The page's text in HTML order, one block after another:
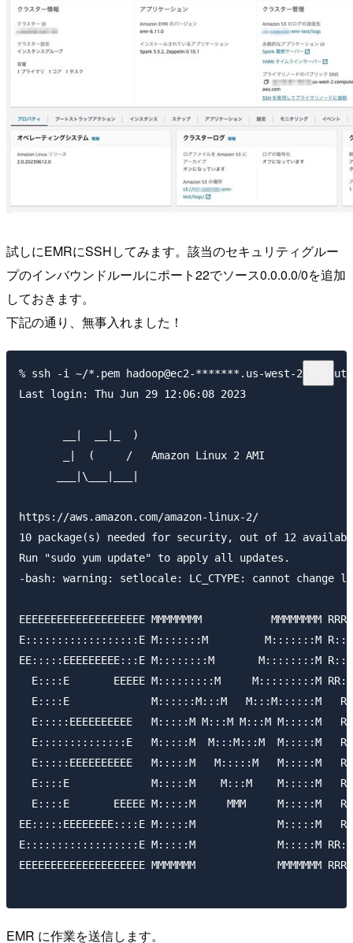
試しにEMRにSSHしてみます。該当のセキュリティグルー
プのインバウンドルールにポート22でソース0.0.0.0/0を追加
しておきます。
下記の通り、無事入れました！
% ssh -i ~/*.pem hadoop@ec2-*******.us-west-
Last login: Thu Jun 29 12:06:08 2023
       __|  __|_  )
       _|  (     /   Amazon Linux 2 AMI
      ___|\___|___|
https://aws.amazon.com/amazon-linux-2/
10 package(s) needed for security, out of 12
Run "sudo yum update" to apply all updates.
-bash: warning: setlocale: LC_CTYPE: cannot
EEEEEEEEEEEEEEEEEEEE MMMMMMMM           MMMMMMMM
E::::::::::::::::::E M:::::::M         M:::::::M
EE:::::EEEEEEEEE:::E M::::::::M       M::::::::M
E::::E       EEEEE M:::::::::M     M:::::::::M
E::::E             M::::::M:::M   M:::M::::::M
E:::::EEEEEEEEEE   M:::::M M:::M M:::M M:::::M
E::::::::::::::E   M:::::M  M:::M:::M  M:::::M
E:::::EEEEEEEEEE   M:::::M   M:::::M   M:::::M
E::::E             M:::::M    M:::M    M:::::M
E::::E       EEEEE M:::::M     MMM     M:::::M
EE:::::EEEEEEEE::::E M:::::M             M:::::M
E::::::::::::::::::E M:::::M             M:::::M
EEEEEEEEEEEEEEEEEEEE MMMMMMM             MMMMMMM
EMR に作業を送信します。